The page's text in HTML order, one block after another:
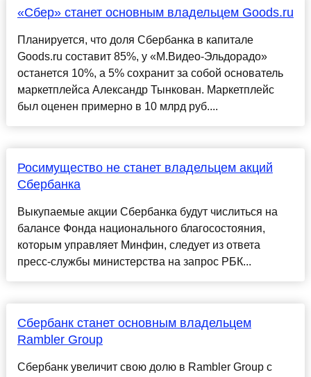
«Сбер» станет основным владельцем Goods.ru
Планируется, что доля Сбербанка в капитале
Goods.ru составит 85%, у «М.Видео-Эльдорадо»
останется 10%, а 5% сохранит за собой основатель
маркетплейса Александр Тынкован. Маркетплейс
был оценен примерно в 10 млрд руб....
Росимущество не станет владельцем акций
Сбербанка
Выкупаемые акции Сбербанка будут числиться на
балансе Фонда национального благосостояния,
которым управляет Минфин, следует из ответа
пресс-службы министерства на запрос РБК...
Сбербанк станет основным владельцем
Rambler Group
Сбербанк увеличит свою долю в Rambler Group c